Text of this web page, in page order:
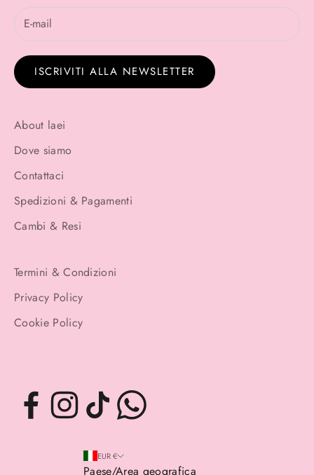
ISCRIVITI ALLA NEWSLETTER
About laei
Dove siamo
Contattaci
Spedizioni & Pagamenti
Cambi & Resi
Termini & Condizioni
Privacy Policy
Cookie Policy
EUR €
Paese/Area geografica